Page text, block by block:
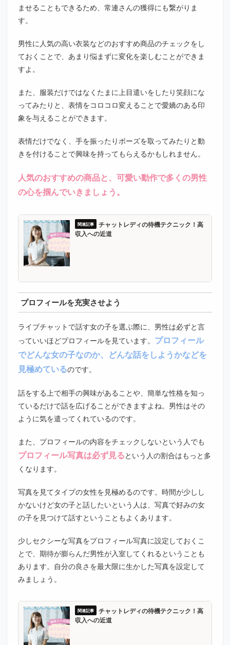
ませることもできるため、常連さんの獲得にも繋がりま
す。
男性に人気の高い衣装などのおすすめ商品のチェックをし
ておくことで、あまり悩まずに変化を楽しむことができま
すよ。
また、服装だけではなくたまに上目遣いをしたり笑顔にな
ってみたりと、表情をコロコロ変えることで愛嬌のある印
象を与えることができます。
表情だけでなく、手を振ったりポーズを取ってみたりと動
きを付けることで興味を持ってもらえるかもしれません。
人気のおすすめの商品と、可愛い動作で多くの男性
の心を掴んでいきましょう。
チャットレディの待機テクニック！高
収入への近道
プロフィールを充実させよう
ライブチャットで話す女の子を選ぶ際に、男性は必ずと言
っていいほどプロフィールを見ています。 プロフィール
でどんな女の子なのか、どんな話をしようかなどを
見極めているのです。
話をする上で相手の興味があることや、簡単な性格を知っ
ているだけで話を広げることができますよね。男性はその
ように気を遣ってくれているのです。
また、プロフィールの内容をチェックしないという人でも
プロフィール写真は必ず見るという人の割合はもっと多
くなります。
写真を見てタイプの女性を見極めるのです。時間が少しし
かないけど女の子と話したいという人は、写真で好みの女
の子を見つけて話すということもよくあります。
少しセクシーな写真をプロフィール写真に設定しておくこ
とで、期待が膨らんだ男性が入室してくれるということも
あります。自分の良さを最大限に生かした写真を設定して
みましょう。
チャットレディの待機テクニック！高
収入への近道